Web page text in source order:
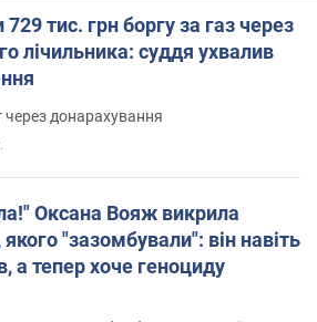
тис. грн боргу за газ через
лічильника: суддя ухвалив
донарахування
Оксана Вояж викрила
якого "зазомбували": він навіть
а тепер хоче геноциду